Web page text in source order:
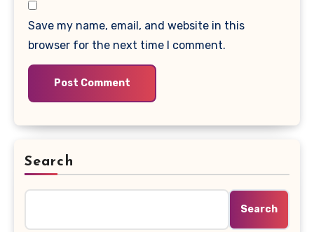
Save my name, email, and website in this
browser for the next time I comment.
Search
Search